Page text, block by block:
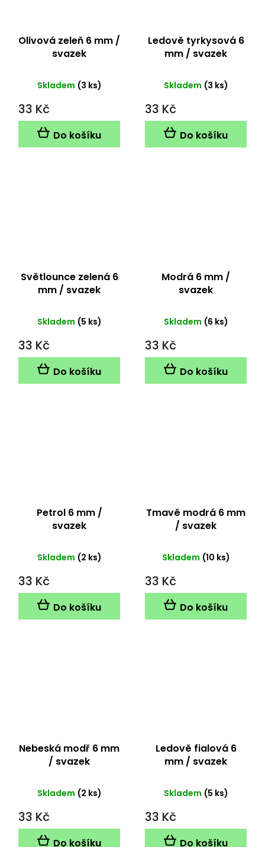
Olivová zeleň 6 mm /
svazek
Skladem (3 ks)
33 Kč
Do košíku
Ledově tyrkysová 6
mm / svazek
Skladem (3 ks)
33 Kč
Do košíku
Světlounce zelená 6
mm / svazek
Skladem (5 ks)
33 Kč
Do košíku
Modrá 6 mm /
svazek
Skladem (6 ks)
33 Kč
Do košíku
Petrol 6 mm /
svazek
Skladem (2 ks)
33 Kč
Do košíku
Tmavě modrá 6 mm
/ svazek
Skladem (10 ks)
33 Kč
Do košíku
Nebeská modř 6 mm
/ svazek
Skladem (2 ks)
33 Kč
Do košíku
Ledově fialová 6
mm / svazek
Skladem (5 ks)
33 Kč
Do košíku